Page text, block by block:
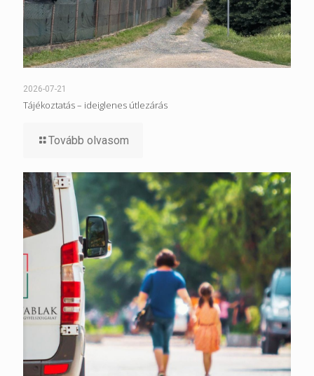
2026-07-21
Tájékoztatás – ideiglenes útlezárás
Tovább olvasom